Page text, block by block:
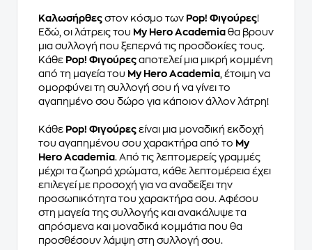
Καλωσήρθες στον κόσμο των Pop! Φιγούρες!
Εδώ, οι λάτρεις του My Hero Academia θα βρουν
μια συλλογή που ξεπερνά τις προσδοκίες τους.
Κάθε Pop! Φιγούρες αποτελεί μια μικρή κομμένη
από τη μαγεία του My Hero Academia , έτοιμη να
ομορφύνει τη συλλογή σου ή να γίνει το
αγαπημένο σου δώρο για κάποιον άλλον λάτρη!
Κάθε Pop! Φιγούρες είναι μια μοναδική εκδοχή
του αγαπημένου σου χαρακτήρα από το My
Hero Academia. Από τις λεπτομερείς γραμμές
μέχρι τα ζωηρά χρώματα, κάθε λεπτομέρεια έχει
επιλεγεί με προσοχή για να αναδείξει την
προσωπικότητα του χαρακτήρα σου. Αφέσου
στη μαγεία της συλλογής και ανακάλυψε τα
απρόσμενα και μοναδικά κομμάτια που θα
προσθέσουν λάμψη στη συλλογή σου.